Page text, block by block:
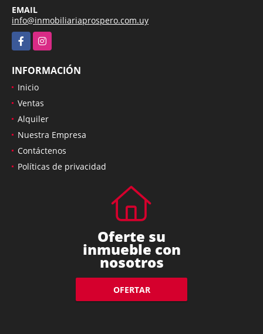
EMAIL
info@inmobiliariaprospero.com.uy
FacebookInstagram
INFORMACIÓN
Inicio
Ventas
Alquiler
Nuestra Empresa
Contáctenos
Políticas de privacidad
Oferte su
inmueble con
nosotros
OFERTAR